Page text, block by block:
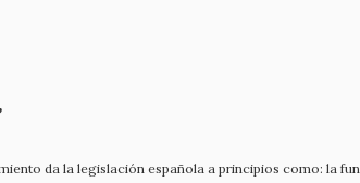
da la legislación española a principios como: la